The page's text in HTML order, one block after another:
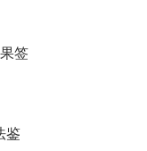
签
鉴